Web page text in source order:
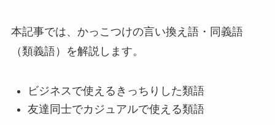
本記事では、かっこつけの言い換え語・同義語
（類義語）を解説します。
ビジネスで使えるきっちりした類語
友達同士でカジュアルで使える類語